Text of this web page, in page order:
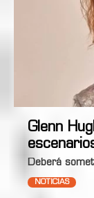
Glenn
Deberá
NOTICIAS